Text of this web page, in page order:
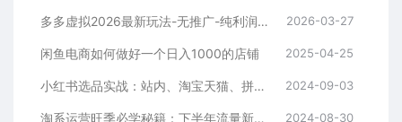
多多虚拟2026最新玩法-无推广-纯利润新玩法 2026-03-27
闲鱼电商如何做好一个日入1000的店铺 2025-04-25
小红书选品实战：站内、淘宝天猫、拼多多，多渠道选品策略 2024-09-03
淘系运营旺季必学秘籍：下半年流量新玩法：搜索+推荐全域收割（无水印） 2024-08-30